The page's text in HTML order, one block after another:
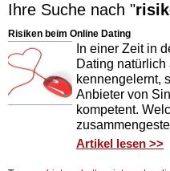
Ihre Suche nach "
Risiken beim Online Dating
In einer Zeit in
Dating natürlich
kennengelernt,
Anbieter von
kompetent.
Artikel lesen >>